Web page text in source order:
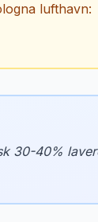
lufthavn:
30-40%